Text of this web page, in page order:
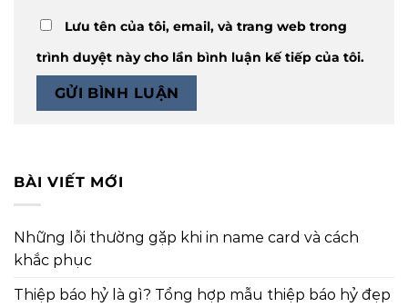
Lưu tên của tôi, email, và trang web trong
trình duyệt này cho lần bình luận kế tiếp của tôi.
BÀI VIẾT MỚI
Những lỗi thường gặp khi in name card và cách
khắc phục
Thiệp báo hỷ là gì? Tổng hợp mẫu thiệp báo hỷ đẹp